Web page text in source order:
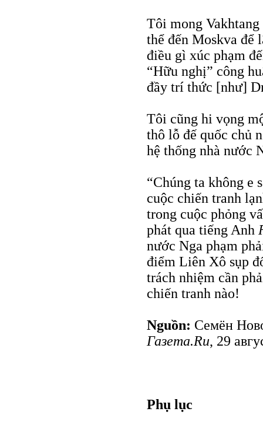
Tôi mong
thể đến Moskva
điều gì xúc phạm
“Hữu nghị” công
đầy trí thức [như]
Tôi cũng hi vọng
thô lỗ đế quốc chủ
hệ thống nhà nước
“Chúng ta không e
cuộc chiến tranh
trong cuộc phỏng
phát qua tiếng Anh
nước Nga phạm
điểm Liên Xô sụp
trách nhiệm cần
chiến tranh nào!
Nguồn: Семён
Газета.Ru, 29
Phụ lục